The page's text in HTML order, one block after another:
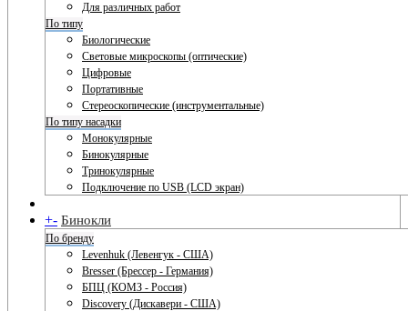
Для различных работ
По типу
Биологические
Световые микроскопы (оптические)
Цифровые
Портативные
Стереоскопические (инструментальные)
По типу насадки
Монокулярные
Бинокулярные
Тринокулярные
Подключение по USB (LCD экран)
+- Бинокли
По бренду
Levenhuk (Левенгук - США)
Bresser (Брессер - Германия)
БПЦ (КОМЗ - Россия)
Discovery (Дискавери - США)